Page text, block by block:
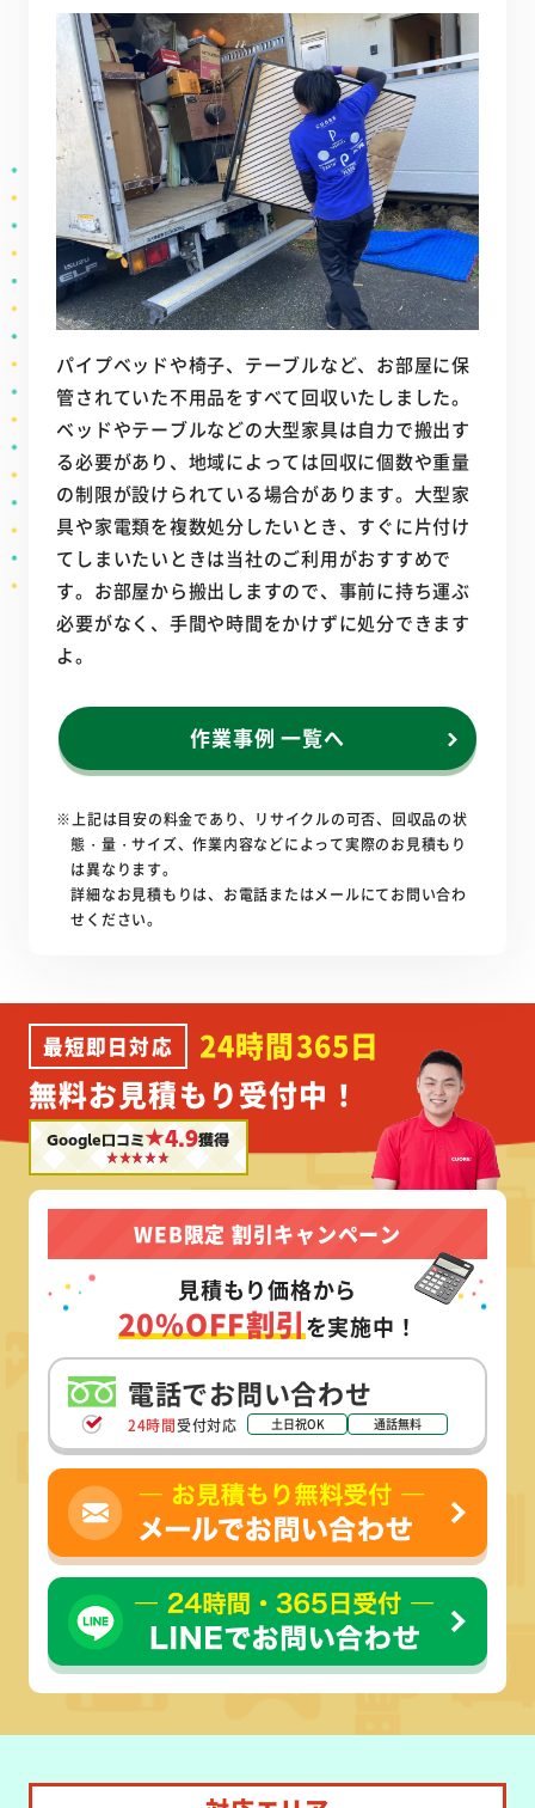
パイプベッドや椅子、テーブルなど、お部屋に保
管されていた不用品をすべて回収いたしました。
ベッドやテーブルなどの大型家具は自力で搬出す
る必要があり、地域によっては回収に個数や重量
の制限が設けられている場合があります。大型家
具や家電類を複数処分したいとき、すぐに片付け
てしまいたいときは当社のご利用がおすすめで
す。お部屋から搬出しますので、事前に持ち運ぶ
必要がなく、手間や時間をかけずに処分できます
よ。
作業事例 一覧へ
※上記は目安の料金であり、リサイクルの可否、回収品の状
態・量・サイズ、作業内容などによって実際のお見積もり
は異なります。
詳細なお見積もりは、お電話またはメールにてお問い合わ
せください。
最短即日対応
24時間365日
無料お見積もり受付中！
Google口コミ★4.9獲得
WEB限定 割引キャンペーン
見積もり価格から
20%OFF割引を実施中！
電話でお問い合わせ
24時間受付対応 土日祝OK 通話無料